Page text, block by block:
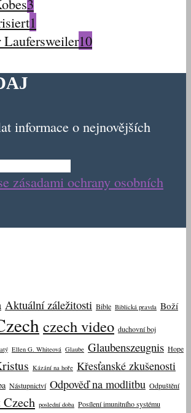
3
1
Laufersweiler10
informace o nejnovějších
zásadami ochrany osobních
Aktuální záležitosti Bible Biblická pravda Boží
czech video duchovní boj
Ellen G. Whiteová Glaube Glaubenszeugnis Hope
Kázání na hoře Křesťanské zkušenosti
Nástupnictví Odpověď na modlitbu Odpuštění
Czech poslední doba Posílení imunitního systému